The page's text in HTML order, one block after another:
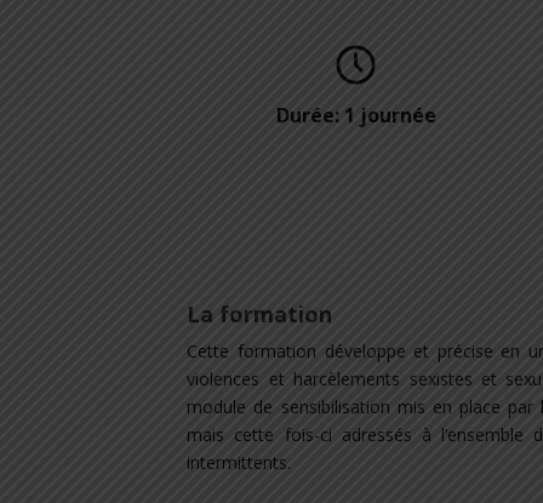
Durée: 1 journée
La formation
Cette formation développe et précise en
violences et harcèlements sexistes et
module de sensibilisation mis en place par
mais cette fois-ci adressés à l’ensemble
intermittents.